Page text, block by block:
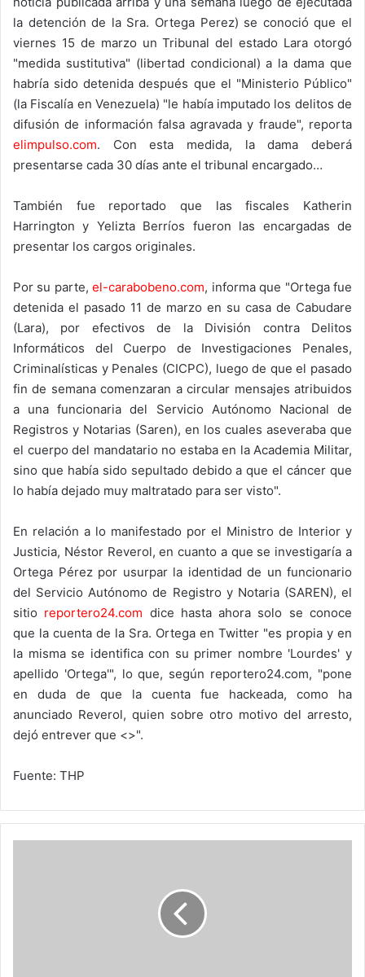
la detención de la Sra. Ortega Perez) se conoció que el
viernes 15 de marzo un Tribunal del estado Lara otorgó
"medida sustitutiva" (libertad condicional) a la dama que
habría sido detenida después que el "Ministerio Público"
(la Fiscalía en Venezuela) "le había imputado los delitos de
difusión de información falsa agravada y fraude", reporta
elimpulso.com. Con esta medida, la dama deberá
presentarse cada 30 días ante el tribunal encargado…
También fue reportado que las fiscales Katherin
Harrington y Yelizta Berríos fueron las encargadas de
presentar los cargos originales.
Por su parte,el-carabobeno.com, informa que "Ortega fue
detenida el pasado 11 de marzo en su casa de Cabudare
(Lara), por efectivos de la División contra Delitos
Informáticos del Cuerpo de Investigaciones Penales,
Criminalísticas y Penales (CICPC), luego de que el pasado
fin de semana comenzaran a circular mensajes atribuidos
a una funcionaria del Servicio Autónomo Nacional de
Registros y Notarias (Saren), en los cuales aseveraba que
el cuerpo del mandatario no estaba en la Academia Militar,
sino que había sido sepultado debido a que el cáncer que
lo había dejado muy maltratado para ser visto".
En relación a lo manifestado por el Ministro de Interior y
Justicia, Néstor Reverol, en cuanto a que se investigaría a
Ortega Pérez por usurpar la identidad de un funcionario
del Servicio Autónomo de Registro y Notaria (SAREN), el
sitio reportero24.com dice hasta ahora solo se conoce
que la cuenta de la Sra. Ortega en Twitter "es propia y en
la misma se identifica con su primer nombre 'Lourdes' y
apellido 'Ortega'", lo que, según reportero24.com, "pone
en duda de que la cuenta fue hackeada, como ha
anunciado Reverol, quien sobre otro motivo del arresto,
dejó entrever que <>".
Fuente: THP